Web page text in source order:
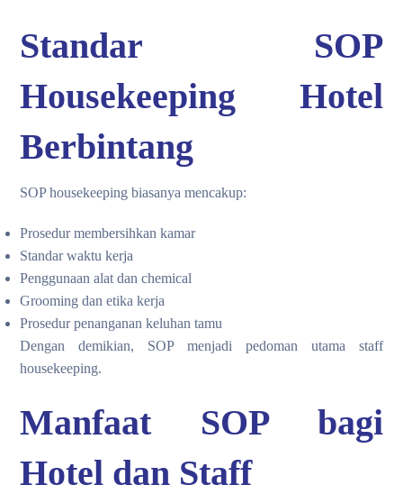
Standar SOP
Housekeeping Hotel
Berbintang
SOP housekeeping biasanya mencakup:
Prosedur membersihkan kamar
Standar waktu kerja
Penggunaan alat dan chemical
Grooming dan etika kerja
Prosedur penanganan keluhan tamu
Dengan demikian, SOP menjadi pedoman utama staff
housekeeping.
Manfaat SOP bagi
Hotel dan Staff